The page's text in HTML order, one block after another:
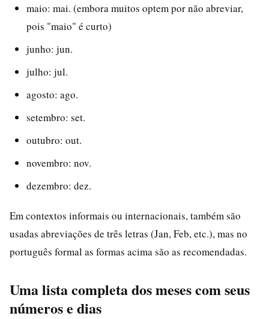
maio: mai. (embora muitos optem por não abreviar,
pois "maio" é curto)
junho: jun.
julho: jul.
agosto: ago.
setembro: set.
outubro: out.
novembro: nov.
dezembro: dez.
Em contextos informais ou internacionais, também são
usadas abreviações de três letras (Jan, Feb, etc.), mas no
português formal as formas acima são as recomendadas.
Uma lista completa dos meses com seus
números e dias